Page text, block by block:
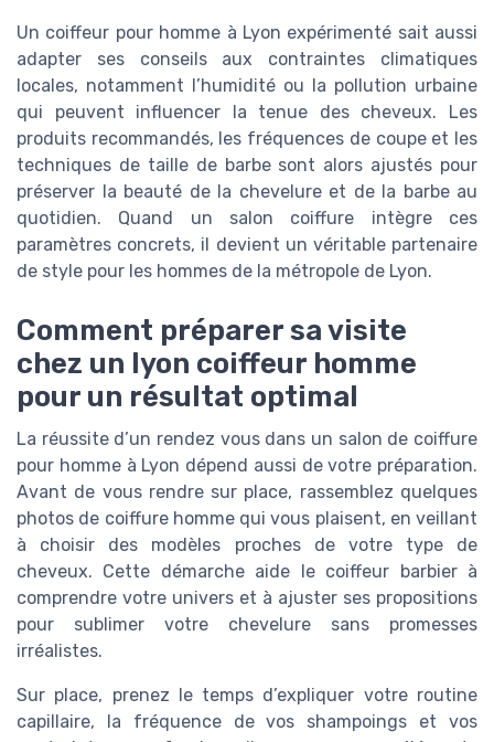
Un coiffeur pour homme à Lyon expérimenté sait aussi
adapter ses conseils aux contraintes climatiques
locales, notamment l’humidité ou la pollution urbaine
qui peuvent influencer la tenue des cheveux. Les
produits recommandés, les fréquences de coupe et les
techniques de taille de barbe sont alors ajustés pour
préserver la beauté de la chevelure et de la barbe au
quotidien. Quand un salon coiffure intègre ces
paramètres concrets, il devient un véritable partenaire
de style pour les hommes de la métropole de Lyon.
Comment préparer sa visite
chez un lyon coiffeur homme
pour un résultat optimal
La réussite d’un rendez vous dans un salon de coiffure
pour homme à Lyon dépend aussi de votre préparation.
Avant de vous rendre sur place, rassemblez quelques
photos de coiffure homme qui vous plaisent, en veillant
à choisir des modèles proches de votre type de
cheveux. Cette démarche aide le coiffeur barbier à
comprendre votre univers et à ajuster ses propositions
pour sublimer votre chevelure sans promesses
irréalistes.
Sur place, prenez le temps d’expliquer votre routine
capillaire, la fréquence de vos shampoings et vos